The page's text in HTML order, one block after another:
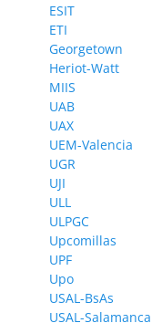
ESIT
ETI
Georgetown
Heriot-Watt
MIIS
UAB
UAX
UEM-Valencia
UGR
UJI
ULL
ULPGC
Upcomillas
UPF
Upo
USAL-BsAs
USAL-Salamanca